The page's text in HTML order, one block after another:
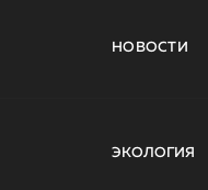
НОВОСТИ
ЭКОЛОГИЯ